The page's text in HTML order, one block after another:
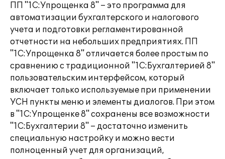
ПП "1С:Упрощенка 8" – это программа для
автоматизации бухгалтерского и налогового
учета и подготовки регламентированной
отчетности на небольших предприятиях. ПП
"1С:Упрощенка 8" отличается более простым по
сравнению с традиционной "1С:Бухгалтерией 8"
пользовательским интерфейсом, который
включает только используемые при применении
УСН пункты меню и элементы диалогов. При этом
в "1С:Упрощенке 8" сохранены все возможности
"1С:Бухгалтерии 8" – достаточно изменить
специальную настройку и можно вести
полноценный учет для организаций,